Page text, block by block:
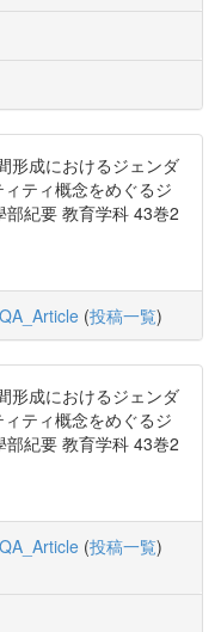
形成におけるジェンダ
ティ概念をめぐるジ
部紀要 教育学科 43巻2
(投稿一覧)
形成におけるジェンダ
ティ概念をめぐるジ
部紀要 教育学科 43巻2
(投稿一覧)